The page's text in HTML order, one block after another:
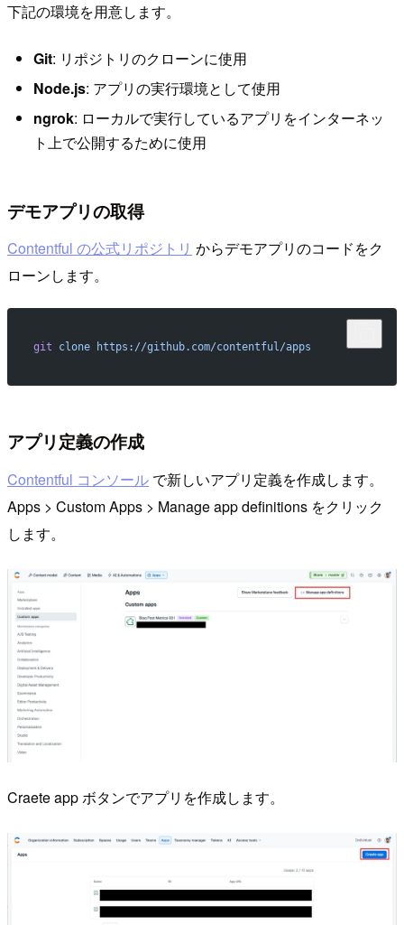
下記の環境を用意します。
Git: リポジトリのクローンに使用
Node.js: アプリの実行環境として使用
ngrok: ローカルで実行しているアプリをインターネッ
ト上で公開するために使用
デモアプリの取得
Contentful の公式リポジトリ からデモアプリのコードをク
ローンします。
git clone https://github.com/contentful/apps
アプリ定義の作成
Contentful コンソール で新しいアプリ定義を作成します。
Apps > Custom Apps > Manage app definitions をクリック
します。
Craete app ボタンでアプリを作成します。